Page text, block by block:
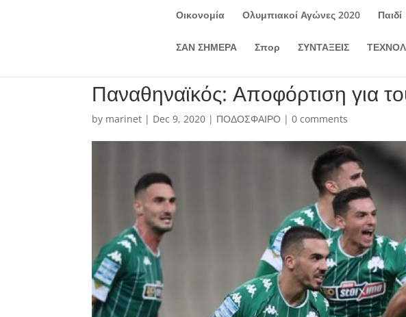
Οικονομία Ολυμπιακοί Αγώνες 2020 Παιδί
ΣΑΝ ΣΗΜΕΡΑ Σπορ ΣΥΝΤΑΞΕΙΣ
Παναθηναϊκός: Αποφόρτιση για
by marinet | Dec 9, 2020 | ΠΟΔΟΣΦΑΙΡΟ |0 comments